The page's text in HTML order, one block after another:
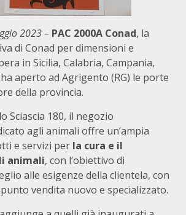
2023 – PAC 2000A Conad, la
di Conad per dimensioni e
in Sicilia, Calabria, Campania,
aperto ad Agrigento (RG) le porte
della provincia.
Sciascia 180, il negozio
agli animali offre un’ampia
e servizi per la cura e il
animali, con l’obiettivo di
alle esigenze della clientela, con
vendita nuovo e specializzato.